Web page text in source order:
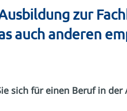
zur
auch anderen
sich für einen Beruf in der